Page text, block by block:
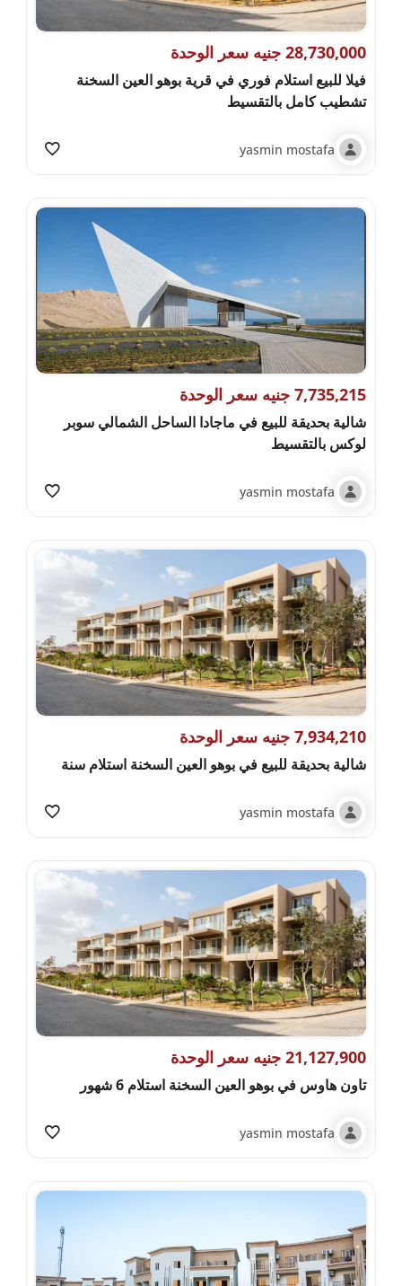
28,730,000 جنيه سعر الوحدة
فيلا للبيع استلام فوري في قرية بوهو العين السخنة
تشطيب كامل بالتقسيط
yasmin mostafa
7,735,215 جنيه سعر الوحدة
شالية بحديقة للبيع في ماجادا الساحل الشمالي سوبر
لوكس بالتقسيط
yasmin mostafa
7,934,210 جنيه سعر الوحدة
شالية بحديقة للبيع في بوهو العين السخنة استلام سنة
yasmin mostafa
21,127,900 جنيه سعر الوحدة
تاون هاوس في بوهو العين السخنة استلام 6 شهور
yasmin mostafa